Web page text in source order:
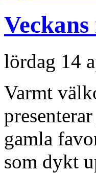
lördag 14
Varmt
gamla
som dykt